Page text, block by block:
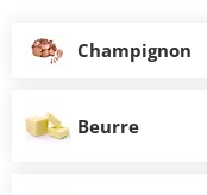
Champignon
Beurre